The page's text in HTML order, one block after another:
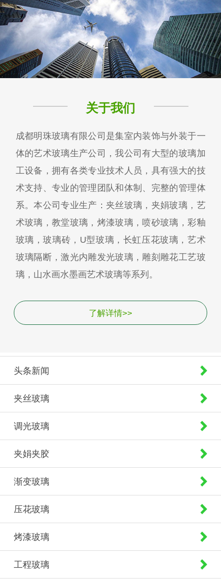
关于我们
成都明珠玻璃有限公司是集室内装饰与外装于一
体的艺术玻璃生产公司，我公司有大型的玻璃加
工设备，拥有各类专业技术人员，具有强大的技
术支持、专业的管理团队和体制、完整的管理体
系。本公司专业生产：夹丝玻璃，夹娟玻璃，艺
术玻璃，教堂玻璃，烤漆玻璃，喷砂玻璃，彩釉
玻璃，玻璃砖，U型玻璃，长虹压花玻璃，艺术
玻璃隔断，激光内雕发光玻璃，雕刻雕花工艺玻
璃，山水画水墨画艺术玻璃等系列。
了解详情>>
头条新闻
夹丝玻璃
调光玻璃
夹娟夹胶
渐变玻璃
压花玻璃
烤漆玻璃
工程玻璃